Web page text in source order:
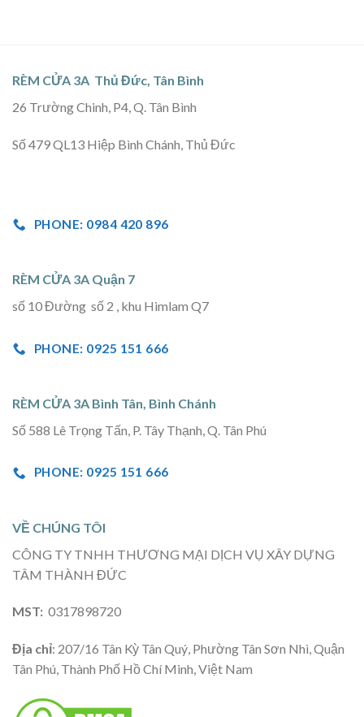
RÈM CỬA 3A Thủ Đức, Tân Bình
26 Trường Chinh, P4, Q. Tân Bình
Số 479 QL13 Hiệp Bình Chánh, Thủ Đức
PHONE: 0984 420 896
RÈM CỬA 3A Quận 7
số 10 Đường số 2 , khu Himlam Q7
PHONE: 0925 151 666
RÈM CỬA 3A Bình Tân, Bình Chánh
Số 588 Lê Trọng Tấn, P. Tây Thạnh, Q. Tân Phú
PHONE: 0925 151 666
VỀ CHÚNG TÔI
CÔNG TY TNHH THƯƠNG MẠI DỊCH VỤ XÂY DỰNG
TÂM THÀNH ĐỨC
MST: 0317898720
Địa chỉ: 207/16 Tân Kỳ Tân Quý, Phường Tân Sơn Nhì, Quận
Tân Phú, Thành Phố Hồ Chí Minh, Việt Nam